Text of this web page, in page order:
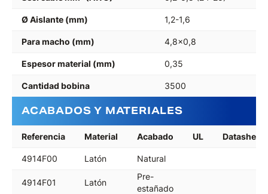
Ø Aislante (mm) 1,2-1,6
Para macho (mm) 4,8x0,8
Espesor material (mm) 0,35
Cantidad bobina 3500
ACABADOS Y MATERIALES
Referencia Material Acabado UL Datasheet
4914F00 Latón Natural
4914F01 Latón
Pre-
estañado